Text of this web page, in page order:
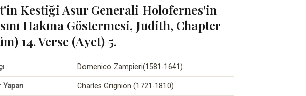
Kestiği Asur Generali Holofernes'in
Hakına Göstermesi, Judith, Chapter
14. Verse (Ayet) 5.
Domenico Zampieri(1581-1641)
Yapan Charles Grignion (1721-1810)